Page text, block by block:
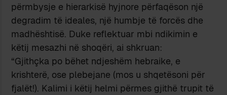
përmbysje e hierarkisë hyjnore përfaqëson një
degradim të ideales, një humbje të forcës dhe
madhështisë. Duke reflektuar mbi ndikimin e
këtij mesazhi në shoqëri, ai shkruan:
“Gjithçka po bëhet ndjeshëm hebraike, e
krishterë, ose plebejane (mos u shqetësoni për
fjalët!). Kalimi i këtij helmi përmes gjithë trupit të